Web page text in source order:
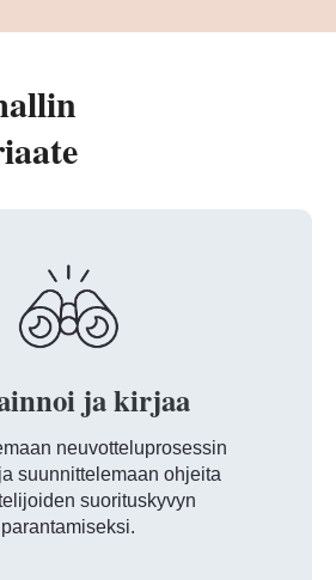
ja kirjaa
neuvotteluprosessin
suunnittelemaan ohjeita
suorituskyvyn
parantamiseksi.